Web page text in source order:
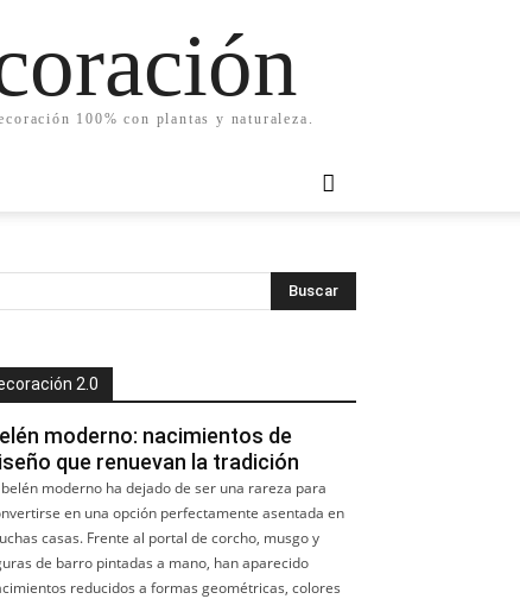
100% con plantas y naturaleza.
2.0
moderno: nacimientos de
que renuevan la tradición
belén moderno ha dejado de ser una rareza para
en una opción perfectamente asentada en
casas. Frente al portal de corcho, musgo y
de barro pintadas a mano, han aparecido
reducidos a formas geométricas, colores